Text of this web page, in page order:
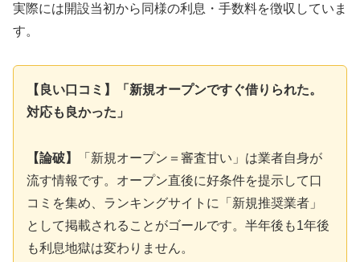
実際には開設当初から同様の利息・手数料を徴収していま
す。
【良い口コミ】「新規オープンですぐ借りられた。
対応も良かった」
【論破】
「新規オープン＝審査甘い」は業者自身が
流す情報です。オープン直後に好条件を提示して口
コミを集め、ランキングサイトに「新規推奨業者」
として掲載されることがゴールです。半年後も1年後
も利息地獄は変わりません。